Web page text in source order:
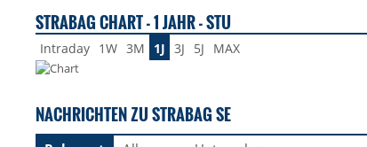
STRABAG CHART - 1 JAHR - STU
Intraday 1W 3M 1J 3J 5J MAX
NACHRICHTEN ZU STRABAG SE